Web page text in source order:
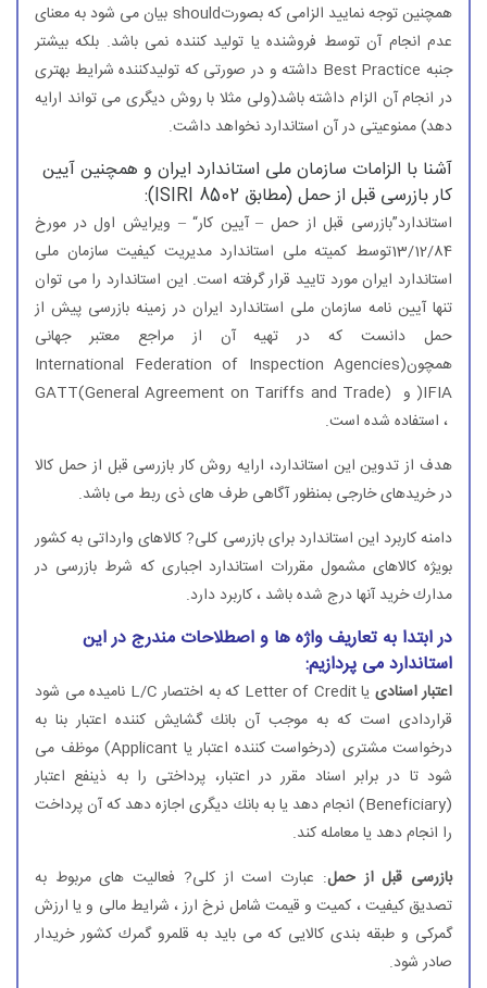
همچنین توجه نمایید الزامی كه بصورتshould بیان می شود به معنای
عدم انجام آن توسط فروشنده یا تولید كننده نمی باشد. بلكه بیشتر
جنبه Best Practice داشته و در صورتی كه تولیدكننده شرایط بهتری
در انجام آن الزام داشته باشد(ولی مثلا با روش دیگری می تواند ارایه
دهد) ممنوعیتی در آن استاندارد نخواهد داشت.
آشنا با الزامات سازمان ملی استاندارد ایران و همچنین آیین
كار بازرسی قبل از حمل (مطابق ISIRI 8502):
استاندارد”بازرسی قبل از حمل – آیین كار“ – ویرایش اول در مورخ
13/12/84توسط كمیته ملی استاندارد مدیریت كیفیت سازمان ملی
استاندارد ایران مورد تایید قرار گرفته است. این استاندارد را می توان
تنها آیین نامه سازمان ملی استاندارد ایران در زمینه بازرسی پیش از
حمل دانست كه در تهیه آن از مراجع معتبر جهانی
همچونInternational Federation of Inspection Agencies)
IFIA( و GATT(General Agreement on Tariffs and Trade)
، استفاده شده است.
هدف از تدوین این استاندارد، ارایه روش كار بازرسی قبل از حمل كالا
در خریدهای خارجی بمنظور آگاهی طرف های ذی ربط می باشد.
دامنه كاربرد این استاندارد برای بازرسی كلی? كالاهای وارداتی به كشور
بویژه كالاهای مشمول مقررات استاندارد اجباری كه شرط بازرسی در
مدارك خرید آنها درج شده باشد ، كاربرد دارد.
در ابتدا به تعاریف واژه ها و اصطلاحات مندرج در این
استاندارد می پردازیم:
اعتبار اسنادی
یا Letter of Credit كه به اختصار L/C نامیده می شود
قراردادی است كه به موجب آن بانك گشایش كننده اعتبار بنا به
درخواست مشتری (درخواست كننده اعتبار یا Applicant) موظف می
شود تا در برابر اسناد مقرر در اعتبار، پرداختی را به ذینفع اعتبار
(Beneficiary) انجام دهد یا به بانك دیگری اجازه دهد كه آن پرداخت
را انجام دهد یا معامله كند.
بازرسی قبل از حمل: عبارت است از كلی? فعالیت های مربوط به
تصدیق كیفیت ، كمیت و قیمت شامل نرخ ارز ، شرایط مالی و یا ارزش
گمركی و طبقه بندی كالایی كه می باید به قلمرو گمرك كشور خریدار
صادر شود.